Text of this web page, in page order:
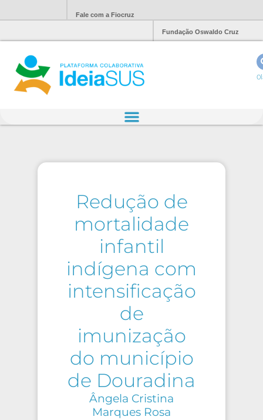
Fale com a Fiocruz
Fundação Oswaldo Cruz
Redução de
mortalidade
infantil
indígena com
intensificação
de
imunização
do município
de Douradina
Ângela Cristina
Marques Rosa